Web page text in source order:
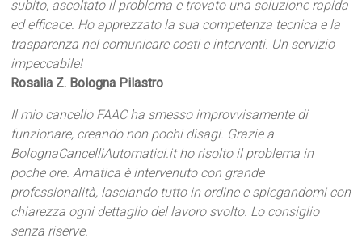
subito, ascoltato il problema e trovato una soluzione rapida
ed efficace. Ho apprezzato la sua competenza tecnica e la
trasparenza nel comunicare costi e interventi. Un servizio
impeccabile!
Rosalia Z. Bologna Pilastro
Il mio cancello FAAC ha smesso improvvisamente di
funzionare, creando non pochi disagi. Grazie a
BolognaCancelliAutomatici.it ho risolto il problema in
poche ore. Amatica è intervenuto con grande
professionalità, lasciando tutto in ordine e spiegandomi con
chiarezza ogni dettaglio del lavoro svolto. Lo consiglio
senza riserve.